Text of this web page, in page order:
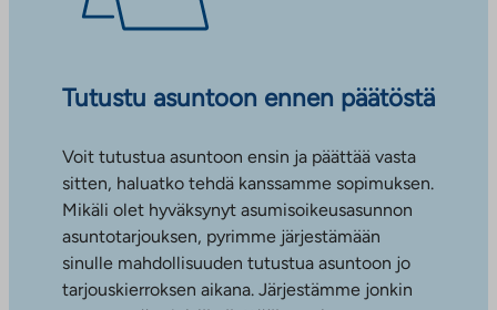
Tutustu asuntoon ennen päätöstä
Voit tutustua asuntoon ensin ja päättää vasta
sitten, haluatko tehdä kanssamme sopimuksen.
Mikäli olet hyväksynyt asumisoikeusasunnon
asuntotarjouksen, pyrimme järjestämään
sinulle mahdollisuuden tutustua asuntoon jo
tarjouskierroksen aikana. Järjestämme jonkin